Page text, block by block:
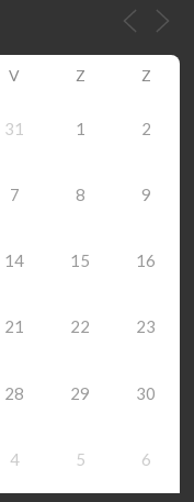
V Z Z
31 1 2
7 8 9
14 15 16
21 22 23
28 29 30
4 5 6